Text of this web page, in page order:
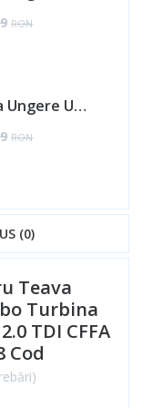
Price
RON
Teava Conducta Ungere Ulei Turbo Turbina Turbosuflanta Seat Ibiza 2.0 TDI CFHD 2009 - 2015 Cod 03L145771AN [AV0463]
Price
RON
(0)
Teava
Turbina
TDI CFFA
Cod